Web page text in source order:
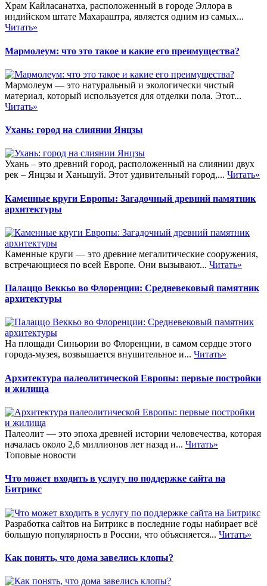
Храм Кайласанатха, расположенный в городе Эллора в
индийском штате Махараштра, является одним из самых...
Читать»
Мармолеум: что это такое и какие его преимущества?
Мармолеум — это натуральный и экологически чистый
материал, который используется для отделки пола. Этот...
Читать»
Ухань: город на слиянии Янцзы
Ухань – это древний город, расположенный на слиянии двух
рек – Янцзы и Ханьшуй. Этот удивительный город,... Читать»
Каменные круги Европы: Загадочный древний памятник
архитектуры
Каменные круги — это древние мегалитические сооружения,
встречающиеся по всей Европе. Они вызывают... Читать»
Палаццо Веккьо во Флоренции: Средневековый памятник
архитектуры
На площади Синьории во Флоренции, в самом сердце этого
города-музея, возвышается внушительное и... Читать»
Архитектура палеолитической Европы: первые постройки
и жилища
Палеолит — это эпоха древней истории человечества, которая
началась около 2,6 миллионов лет назад и... Читать»
Топовые новости
Что может входить в услугу по поддержке сайта на
Битрикс
Разработка сайтов на Битрикс в последние годы набирает всё
большую популярность в России, что объясняется... Читать»
Как понять, что дома завелись клопы?